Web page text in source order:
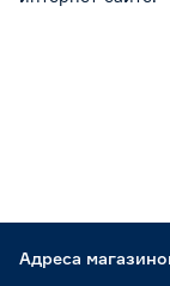
Адреса